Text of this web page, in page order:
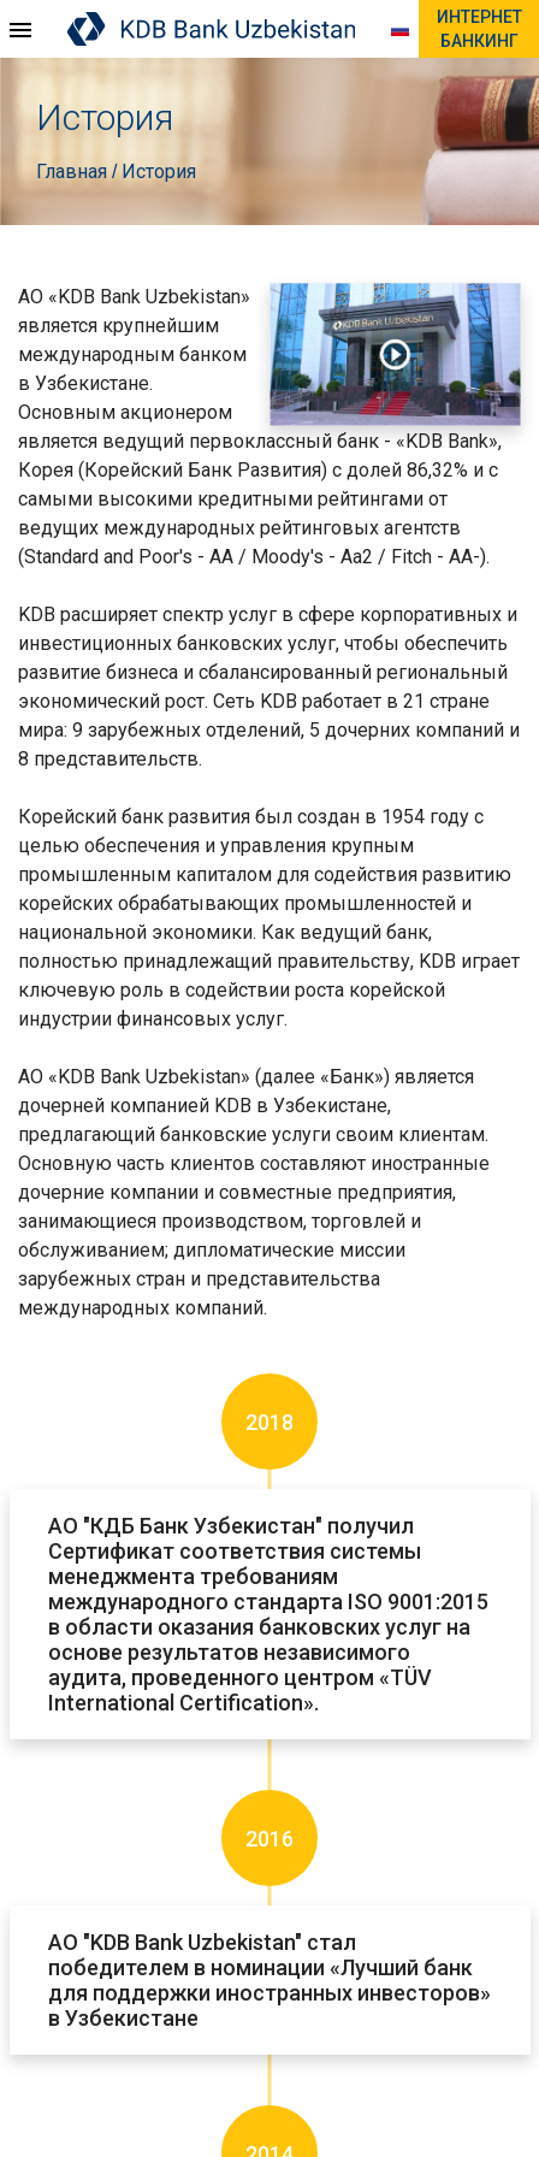
ИНТЕРНЕТ
БАНКИНГ
История
Главная/ История
АО «KDB Bank Uzbekistan»
является крупнейшим
международным банком
в Узбекистане.
Основным акционером
является ведущий первоклассный банк - «KDB Bank»,
Корея (Корейский Банк Развития) с долей 86,32% и с
самыми высокими кредитными рейтингами от
ведущих международных рейтинговых агентств
(Standard and Poor's - AA / Moody's - Aa2 / Fitch - AA-).
KDB расширяет спектр услуг в сфере корпоративных и
инвестиционных банковских услуг, чтобы обеспечить
развитие бизнеса и сбалансированный региональный
экономический рост. Сеть KDB работает в 21 стране
мира: 9 зарубежных отделений, 5 дочерних компаний и
8 представительств.
Корейский банк развития был создан в 1954 году с
целью обеспечения и управления крупным
промышленным капиталом для содействия развитию
корейских обрабатывающих промышленностей и
национальной экономики. Как ведущий банк,
полностью принадлежащий правительству, KDB играет
ключевую роль в содействии роста корейской
индустрии финансовых услуг.
АО «KDB Bank Uzbekistan» (далее «Банк») является
дочерней компанией KDB в Узбекистане,
предлагающий банковские услуги своим клиентам.
Основную часть клиентов составляют иностранные
дочерние компании и совместные предприятия,
занимающиеся производством, торговлей и
обслуживанием; дипломатические миссии
зарубежных стран и представительства
международных компаний.
АО "КДБ Банк Узбекистан" получил
Сертификат соответствия системы
менеджмента требованиям
международного стандарта ISO 9001:2015
в области оказания банковских услуг на
основе результатов независимого
аудита, проведенного центром «TÜV
International Certification».
2018
АО "KDB Bank Uzbekistan" стал
победителем в номинации «Лучший банк
для поддержки иностранных инвесторов»
в Узбекистане
2016